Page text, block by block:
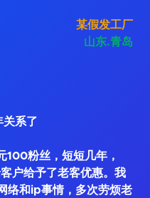
某假发工厂
山东.青岛
系了
粉丝，短短几年，
户给予了老客优惠。我
络和ip事情，多次劳烦老